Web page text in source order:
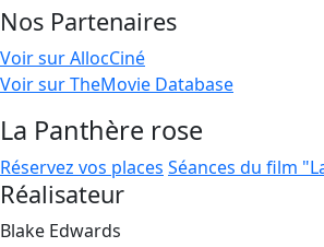
Nos Partenaires
Voir sur AllocCiné
Voir sur TheMovie Database
La Panthère rose
Réservez vos places Séances du film
Réalisateur
Blake Edwards